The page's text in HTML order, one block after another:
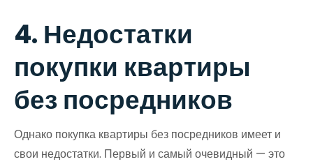
4. Недостатки
покупки квартиры
без посредников
Однако покупка квартиры без посредников имеет и
свои недостатки. Первый и самый очевидный — это